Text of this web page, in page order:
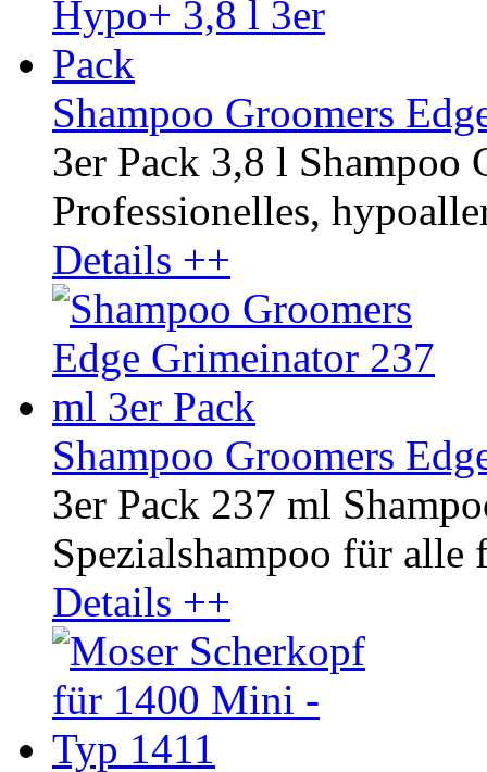
Shampoo Groomers
3er Pack 3,8 l Shampoo
Professionelles,
Details ++
Shampoo Groomers
3er Pack 237 ml
Spezialshampoo für alle
Details ++